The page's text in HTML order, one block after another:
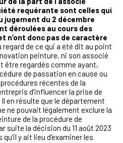
requérante sont celles qui
jugement du 2 décembre
déroulées au cours des
n’ont donc pas de caractère
regard de ce qui a été dit au point
peinture, ni son associé
être regardés comme ayant,
de passation en cause ou
récentes de la
d’influencer la prise de
Il en résulte que le département
ne pouvait légalement exclure la
de la procédure de
suite la décision du 11 août 2023
y ait lieu d’examiner les